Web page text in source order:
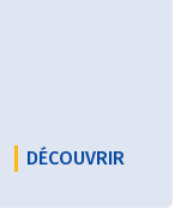
DÉCOUVRIR